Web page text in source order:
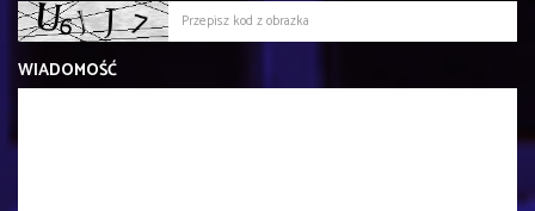
WIADOMOŚĆ